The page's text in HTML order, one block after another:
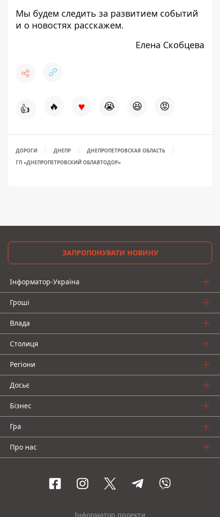
Мы будем следить за развитием событий
и о новостях расскажем.
Елена Скобцева
👍 🔥 ♥ 😭 😆 😡
ДОРОГИ ДНЕПР
ДНЕПРОПЕТРОВСКАЯ ОБЛАСТЬ
ГП «ДНЕПРОПЕТРОВСКИЙ ОБЛАВТОДОР»
ЗАПРОПОНУВАТИ НОВИНУ
Інформатор-Україна
Гроші
Влада
Столиця
Регіони
Досьє
Бізнес
Гра
Про нас
Інформатор проекти